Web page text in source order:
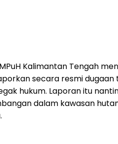
Kalimantan Tengah
secara resmi
hukum. Laporan itu
dalam kawasan